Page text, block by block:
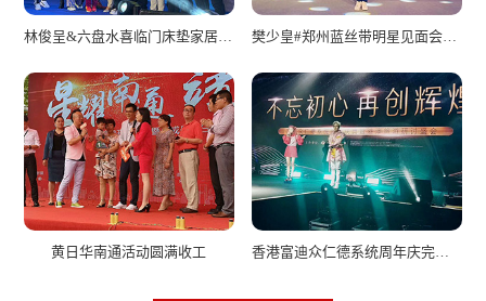
林俊呈&六盘水喜临门床垫家居签售会圆满落幕 樊少皇#郑州蓝丝带明星见面会圆满收工
黄日华南通活动圆满收工